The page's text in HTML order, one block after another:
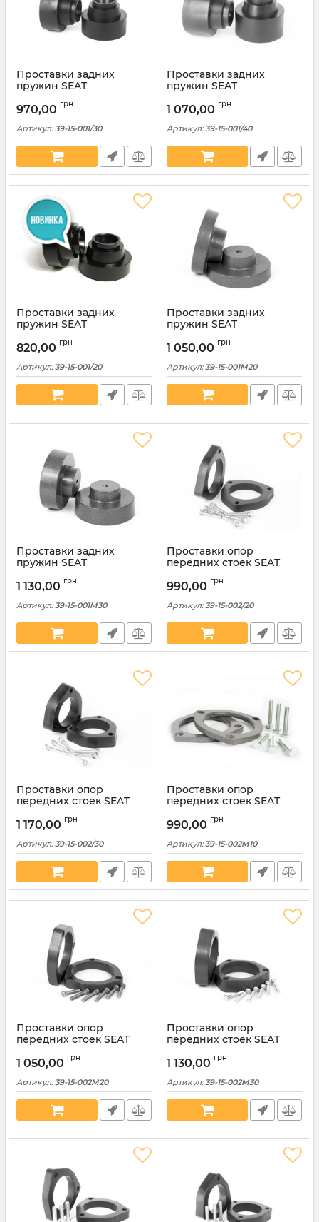
Проставки задних
пружин SEAT
(39-15-001/30)
970,00 грн
Артикул: 39-15-001/30
Проставки задних
пружин SEAT
(39-15-001/40)
1 070,00 грн
Артикул: 39-15-001/40
Проставки задних
пружин SEAT
(39-15-001/20)
820,00 грн
Артикул: 39-15-001/20
Проставки задних
пружин SEAT
15-001М20)
1 050,00 грн
Артикул: 39-15-001M20
Проставки задних
пружин SEAT
15-001М30)
1 130,00 грн
Артикул: 39-15-001M30
Проставки опор
передних стоек SEAT
(39-15-002/20)
990,00 грн
Артикул: 39-15-002/20
Проставки опор
передних стоек SEAT
(39-15-002/30)
1 170,00 грн
Артикул: 39-15-002/30
Проставки опор
передних стоек SEAT
15-002М10)
990,00 грн
Артикул: 39-15-002M10
Проставки опор
передних стоек SEAT
15-002М20)
1 050,00 грн
Артикул: 39-15-002M20
Проставки опор
передних стоек SEAT
15-002М30)
1 130,00 грн
Артикул: 39-15-002M30